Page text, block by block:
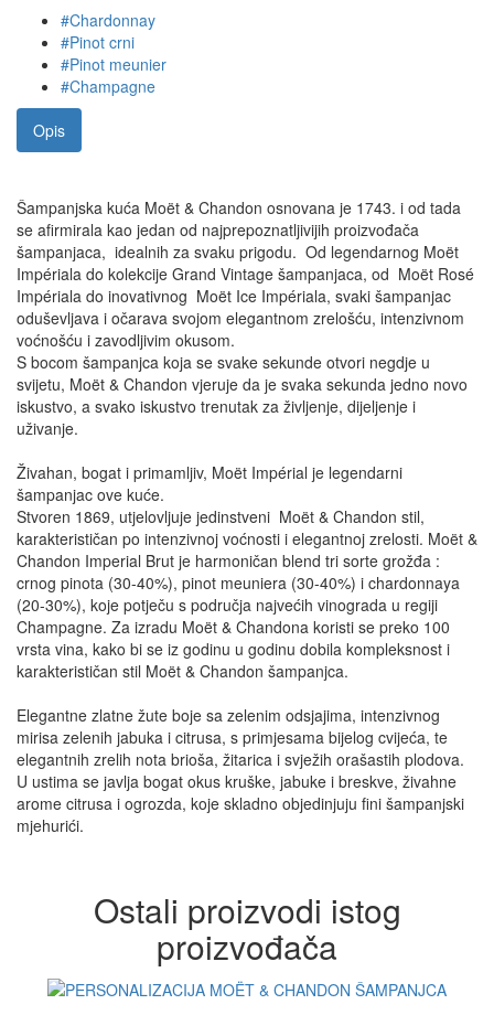
#Chardonnay
#Pinot crni
#Pinot meunier
#Champagne
Opis
Šampanjska kuća Moët & Chandon osnovana je 1743. i od tada
se afirmirala kao jedan od najprepoznatljivijih proizvođača
šampanjaca, idealnih za svaku prigodu. Od legendarnog Moët
Impériala do kolekcije Grand Vintage šampanjaca, od Moët Rosé
Impériala do inovativnog Moët Ice Impériala, svaki šampanjac
oduševljava i očarava svojom elegantnom zrelošću, intenzivnom
voćnošću i zavodljivim okusom.
S bocom šampanjca koja se svake sekunde otvori negdje u
svijetu, Moët & Chandon vjeruje da je svaka sekunda jedno novo
iskustvo, a svako iskustvo trenutak za življenje, dijeljenje i
uživanje.
Živahan, bogat i primamljiv, Moët Impérial je legendarni
šampanjac ove kuće.
Stvoren 1869, utjelovljuje jedinstveni Moët & Chandon stil,
karakterističan po intenzivnoj voćnosti i elegantnoj zrelosti. Moët &
Chandon Imperial Brut je harmoničan blend tri sorte grožđa :
crnog pinota (30-40%), pinot meuniera (30-40%) i chardonnaya
(20-30%), koje potječu s područja najvećih vinograda u regiji
Champagne. Za izradu Moët & Chandona koristi se preko 100
vrsta vina, kako bi se iz godinu u godinu dobila kompleksnost i
karakterističan stil Moët & Chandon šampanjca.
Elegantne zlatne žute boje sa zelenim odsjajima, intenzivnog
mirisa zelenih jabuka i citrusa, s primjesama bijelog cvijeća, te
elegantnih zrelih nota brioša, žitarica i svježih orašastih plodova.
U ustima se javlja bogat okus kruške, jabuke i breskve, živahne
arome citrusa i ogrozda, koje skladno objedinjuju fini šampanjski
mjehurići.
Ostali proizvodi istog
proizvođača